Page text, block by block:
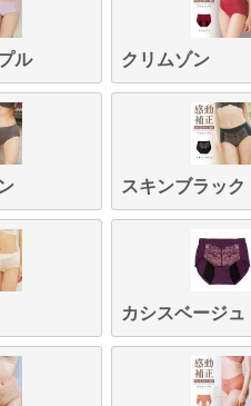
ーパ
スキンブラ
ック
ウッドブラ
ウン
ル クリムゾン
スキンブラック
カシスベージュ